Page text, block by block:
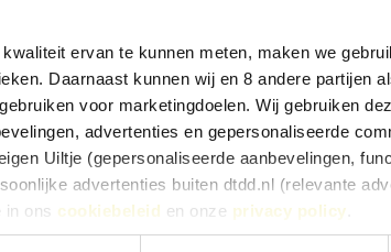
ervan te kunnen meten, maken we
Daarnaast kunnen wij en 8 andere partijen
voor marketingdoelen. Wij gebruiken
advertenties en gepersonaliseerde
Uiltje (gepersonaliseerde aanbevelingen,
advertenties buiten dtdd.nl (relevante
ons cookiebeleid en onze privacy policy
je onze webwinkel
bezoekt, inclusief bezoekduur en het